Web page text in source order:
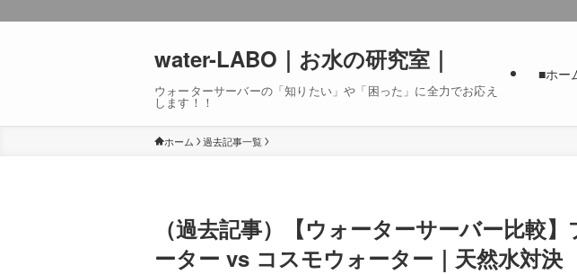
water-LABO｜お水の研究室｜
ウォーターサーバーの「知りたい」や「困った」に全力でお応え
します！！
■ホー
ホーム 過去記事一覧
（過去記事）【ウォーターサーバー比較
ーター vs コスモウォーター｜天然水対